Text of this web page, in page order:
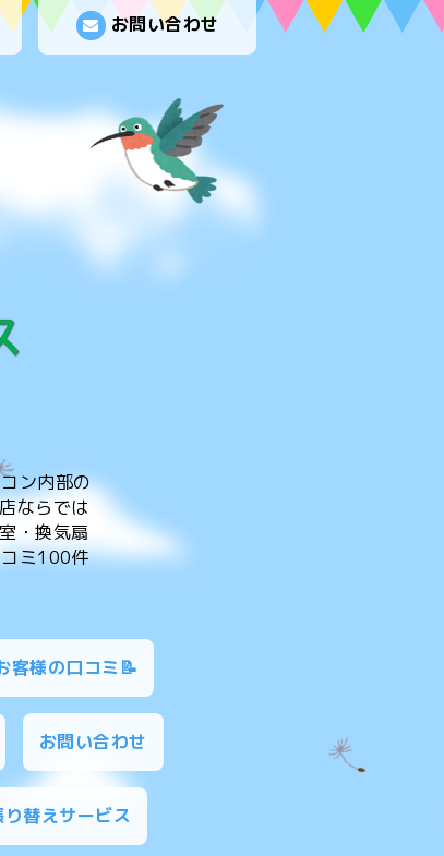
お問い合わせ
ン内部の
ならでは
・換気扇
ミ100件
客様の口コミ📝
お問い合わせ
替えサービス